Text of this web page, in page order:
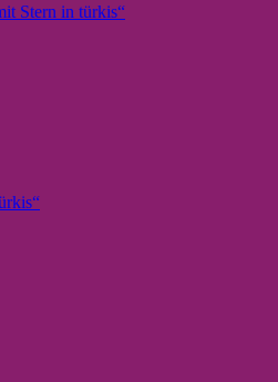
Stern in türkis“